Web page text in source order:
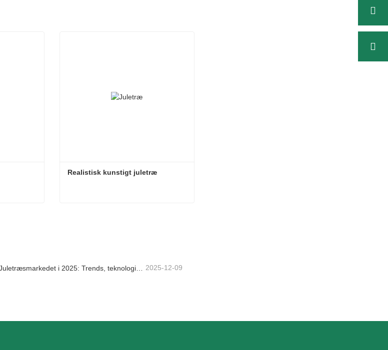
Realistisk kunstigt juletræ
Juletræsmarkedet i 2025: Trends, teknologier og indkøbsguide til B2B-købere 2025-12-09